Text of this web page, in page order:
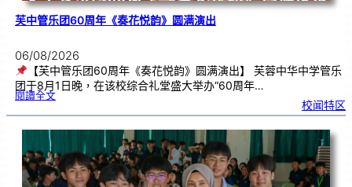
芙中管乐团60周年《奏花悦韵》圆满演出
06/08/2026
【芙中管乐团60周年《奏花悦韵》圆满演出】 芙蓉中华中学管乐
团于8月1日晚，在该校综合礼堂盛大举办“60周年…
閱讀全文:芙
乐
6
0
《
奏
花
悦
韵
》
圆
校闻特区